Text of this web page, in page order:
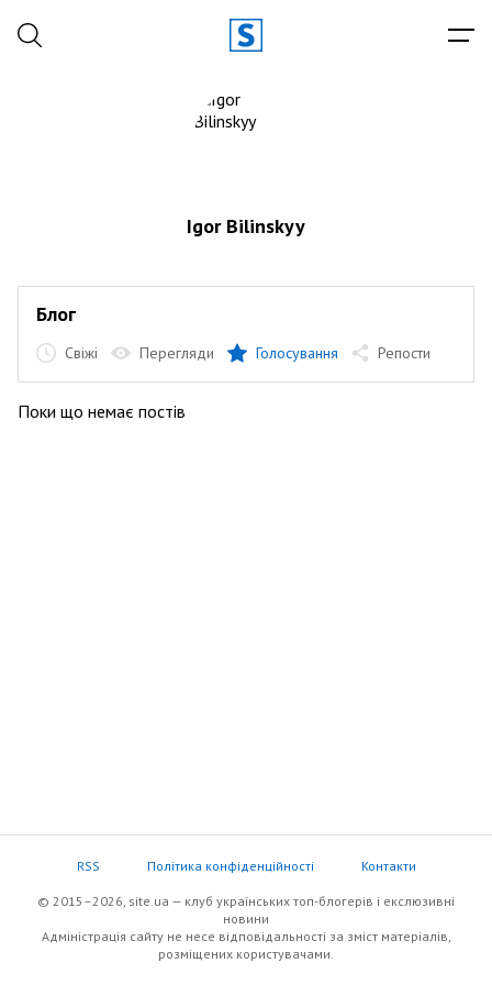
Igor Bilinskyy
Блог
Свіжі Перегляди Голосування Репости
Поки що немає постів
RSS Політика конфіденційності Контакти
© 2015–2026, site.ua — клуб українських топ-блогерів i екслюзивнi
новини
Адміністрація сайту не несе відповідальності за зміст матеріалів,
розміщених користувачами.